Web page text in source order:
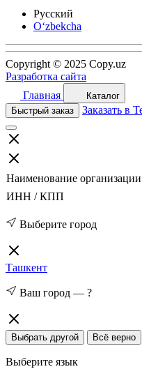
Русский
O‘zbekcha
Copyright © 2025 Copy.uz
Разработка сайта
Главная
Каталог
Быстрый заказ
Заказать в
Наименование организации
ИНН / КПП
Выберите город
Ташкент
Ваш город — ?
Выбрать другой Всё верно
Выберите язык